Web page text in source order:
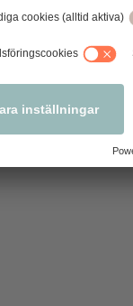
innehavaren
antingen att du
direkt i